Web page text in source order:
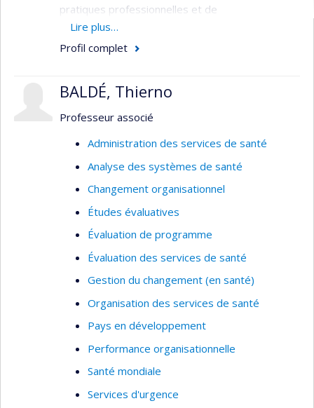
pratiques professionnelles et de
l'utilisation/consommation des services à la
lumière des innovations et/ou enjeux (re)-
intelligence artificielle et autres technologies de
santé numérique), crises sanitaires (ex. COVID-
écologique).
J’œuvre dans l’évaluation stratégique des projets
innovants et complexes (ex. gouvernance,
institutionnalisation, dynamiques d’acteurs,
enjeux de pouvoir, financement, entre autres) :
implantation, conditions d'adoption et de succès,
pérennité et mise à l’échelle.
Pour la liste complète de mes publications, voir
https://scholar.google.fr/citations?
user=cbCBtRYAAAAJ&hl=fr&oi=ao)
Lire plus…
Profil complet
BALDÉ, Thierno
Professeur associé
Administration des services de santé
Analyse des systèmes de santé
Changement organisationnel
Études évaluatives
Évaluation de programme
Évaluation des services de santé
Gestion du changement (en santé)
Organisation des services de santé
Pays en développement
Performance organisationnelle
Santé mondiale
Services d'urgence